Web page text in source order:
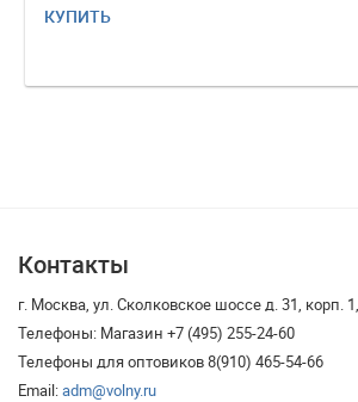
КУПИТЬ
Контакты
г. Москва, ул. Сколковское шоссе д. 31, корп.
Телефоны: Магазин +7 (495) 255-24-60
Телефоны для оптовиков 8(910) 465-54-66
Email:adm@volny.ru